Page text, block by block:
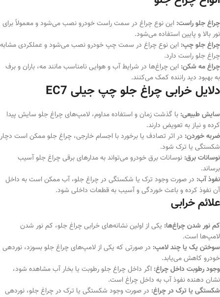
چراغ جلو راست: این نوع چراغ در سمت راست خودرو نصب می‌شود و معمولاً برای
نور بالا و پایین استفاده می‌شود.
چراغ جلو چپ: این نوع چراغ در سمت چپ خودرو نصب می‌شود و عملکردی مشابه
چراغ جلو راست دارد.
چراغ مه شکن: این چراغ‌ها در شرایط آب و هوایی نامناسب مانند مه، باران و برف
به بهبود دید راننده کمک می‌کنند.
دلایل خرابی چراغ جلو چپ جیلی EC7
سایش طبیعی: با گذشت زمان و استفاده مداوم، لامپ‌های چراغ جلو سایش پیدا
کرده و نیاز به تعویض دارند.
ضربه خوردن: در اثر تصادف یا برخورد با اجسام خارجی، چراغ جلو ممکن است دچار
شکستگی یا ترک شود.
نوسانات برق: نوسانات برق خودرو می‌تواند به مدارهای برقی چراغ جلو آسیب
برساند.
نفوذ آب: در صورت وجود ترک یا شکستگی در چراغ جلو، آب ممکن است به داخل
آن نفوذ کرده و باعث خوردگی و آسیب به قطعات داخلی شود.
علائم خرابی
کم نور شدن چراغ‌ها: یکی از اولین نشانه‌های خرابی چراغ جلو، کم نور شدن
لامپ‌ها است.
سوختن یک یا چند لامپ: در صورتی که یکی از لامپ‌های چراغ جلو بسوزد، نوردهی
خودرو کاهش می‌یابد.
وجود رطوبت داخل چراغ: اگر داخل چراغ جلو رطوبت یا بخار آب مشاهده شود،
نشان دهنده نفوذ آب به داخل چراغ است.
شکستگی یا ترک در چراغ: در صورت وجود شکستگی یا ترک در چراغ جلو، نوردهی